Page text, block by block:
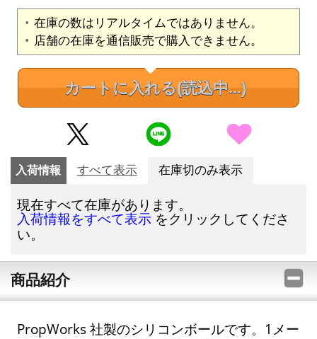
在庫の数はリアルタイムではありません。
店舗の在庫を通信販売で購入できません。
カートに入れる(読込中...)
入荷情報 すべて表示 在庫切のみ表示
現在すべて在庫があります。
入荷情報をすべて表示 をクリックしてくださ
い。
商品紹介
PropWorks 社製のシリコンボールです。1メー